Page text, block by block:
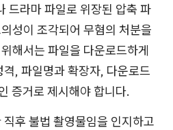
드라마 파일로 위장된 압축 파
성이 조각되어 무혐의 처분을
해서는 파일을 다운로드하게
, 파일명과 확장자, 다운로드
증거로 제시해야 합니다.
후 불법 촬영물임을 인지하고